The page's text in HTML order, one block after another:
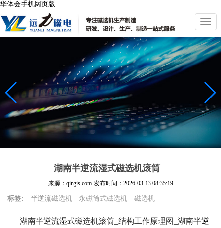
华体会手机网页版
切
换
导
航
湖南半逆流湿式磁选机滚筒
来源：qingis.com 发布时间： 2026-03-13 08:35:19
标签: 半逆流磁选机 永磁筒式磁选机 磁选机
湖南半逆流湿式磁选机滚筒_结构工作原理图_湖南半逆